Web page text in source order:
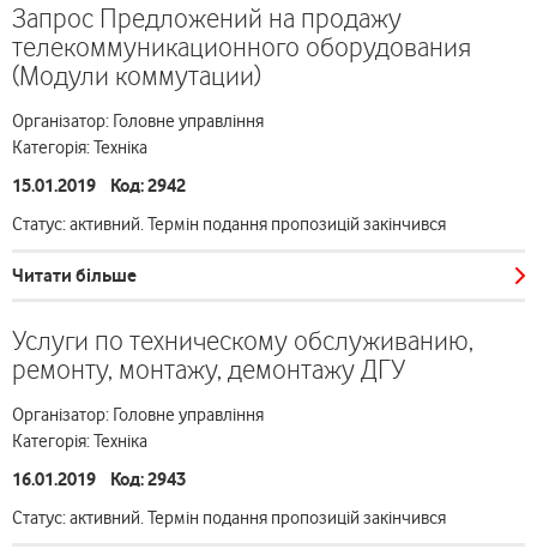
Запрос Предложений на продажу
телекоммуникационного оборудования
(Модули коммутации)
Організатор: Головне управління
Категорія: Техніка
15.01.2019 Код: 2942
Статус: активний. Термін подання пропозицій закінчився
Читати більше
Услуги по техническому обслуживанию,
ремонту, монтажу, демонтажу ДГУ
Організатор: Головне управління
Категорія: Техніка
16.01.2019 Код: 2943
Статус: активний. Термін подання пропозицій закінчився